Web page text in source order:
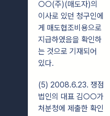
○○(주)(매도자)의
이사로 있던 청구인에
게 매도협조비용으로
지급하였음을 확인하
는 것으로 기재되어
있다.
(5) 2008.6.23. 쟁점
법인의 대표 김○○가
처분청에 제출한 확인